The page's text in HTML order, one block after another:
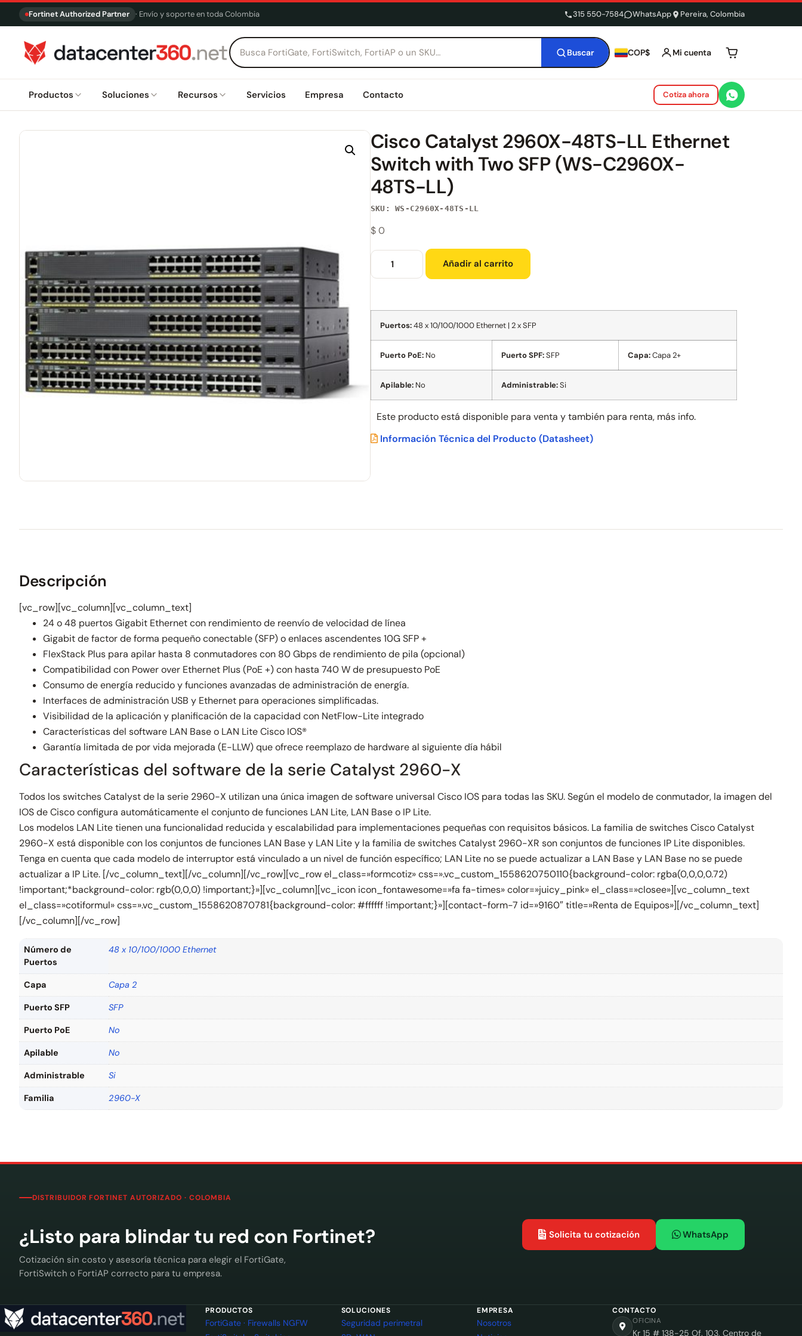
Fortinet Authorized Partner · Envío y soporte en toda Colombia 315 550-7584 WhatsApp Pereira, Colombia
Buscar COP$ Mi cuenta Tu carrito está
Productos Soluciones Recursos Servicios Empresa Contacto Cotiza ahora
Cisco Catalyst 2960X-48TS-LL Ethernet
Switch with Two SFP (WS-C2960X-
48TS-LL)
SKU: WS-C2960X-48TS-LL
$0
Añadir al carrito
Puertos:48 x 10/100/1000 Ethernet | 2 x SFP
Puerto PoE:No Puerto SPF:SFP Capa:Capa 2+
Apilable:No Administrable:Si
Este producto está disponible para venta y también para renta, más info.
Información Técnica del Producto (Datasheet)
Descripción
[vc_row][vc_column][vc_column_text]
24 o 48 puertos Gigabit Ethernet con rendimiento de reenvío de velocidad de línea
Gigabit de factor de forma pequeño conectable (SFP) o enlaces ascendentes 10G SFP +
FlexStack Plus para apilar hasta 8 conmutadores con 80 Gbps de rendimiento de pila (opcional)
Compatibilidad con Power over Ethernet Plus (PoE +) con hasta 740 W de presupuesto PoE
Consumo de energía reducido y funciones avanzadas de administración de energía.
Interfaces de administración USB y Ethernet para operaciones simplificadas.
Visibilidad de la aplicación y planificación de la capacidad con NetFlow-Lite integrado
Características del software LAN Base o LAN Lite Cisco IOS®
Garantía limitada de por vida mejorada (E-LLW) que ofrece reemplazo de hardware al siguiente día hábil
Características del software de la serie Catalyst 2960-X
Todos los switches Catalyst de la serie 2960-X utilizan una única imagen de software universal Cisco IOS para todas las SKU. Según el modelo de conmutador, la imagen del
IOS de Cisco configura automáticamente el conjunto de funciones LAN Lite, LAN Base o IP Lite.
Los modelos LAN Lite tienen una funcionalidad reducida y escalabilidad para implementaciones pequeñas con requisitos básicos. La familia de switches Cisco Catalyst
2960-X está disponible con los conjuntos de funciones LAN Base y LAN Lite y la familia de switches Catalyst 2960-XR son conjuntos de funciones IP Lite disponibles.
Tenga en cuenta que cada modelo de interruptor está vinculado a un nivel de función específico; LAN Lite no se puede actualizar a LAN Base y LAN Base no se puede
actualizar a IP Lite. [/vc_column_text][/vc_column][/vc_row][vc_row el_class=»formcotiz» css=».vc_custom_1558620750110{background-color: rgba(0,0,0,0.72)
!important;*background-color: rgb(0,0,0) !important;}»][vc_column][vc_icon icon_fontawesome=»fa fa-times» color=»juicy_pink» el_class=»closee»][vc_column_text
el_class=»cotiformul» css=».vc_custom_1558620870781{background-color: #ffffff !important;}»][contact-form-7 id=»9160″ title=»Renta de Equipos»][/vc_column_text]
[/vc_column][/vc_row]
Número de
Puertos
48 x 10/100/1000 Ethernet
Capa Capa 2
Puerto SFP SFP
Puerto PoE No
Apilable No
Administrable Si
Familia 2960-X
DISTRIBUIDOR FORTINET AUTORIZADO · COLOMBIA
¿Listo para blindar tu red con Fortinet?
Cotización sin costo y asesoría técnica para elegir el FortiGate,
FortiSwitch o FortiAP correcto para tu empresa.
Solicita tu cotización WhatsApp
PRODUCTOS
FortiGate · Firewalls NGFW
SOLUCIONES
Seguridad perimetral
EMPRESA
Nosotros
CONTACTO
OFICINA
Kr 15 # 138-25 Of. 103, Centro de